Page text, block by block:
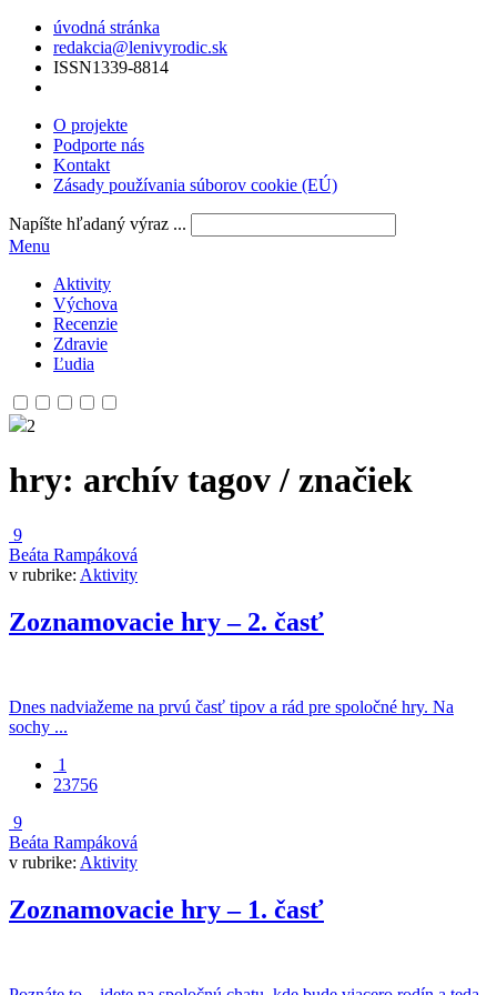
úvodná stránka
redakcia@lenivyrodic.sk
ISSN1339-8814
O projekte
Podporte nás
Kontakt
Zásady používania súborov cookie (EÚ)
Napíšte hľadaný výraz ...
Menu
Aktivity
Výchova
Recenzie
Zdravie
Ľudia
2
hry: archív tagov / značiek
9
Beáta Rampáková
v rubrike: Aktivity
Zoznamovacie hry – 2. časť
Dnes nadviažeme na prvú časť tipov a rád pre spoločné hry. Na
sochy ...
1
23756
9
Beáta Rampáková
v rubrike: Aktivity
Zoznamovacie hry – 1. časť